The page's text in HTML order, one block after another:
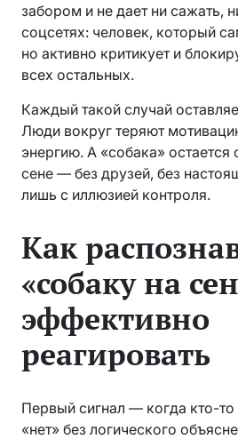
забором и не дает ни сажать,
соцсетях: человек, который
но активно критикует и
всех остальных.
Каждый такой случай
Люди вокруг теряют
энергию. А «собака»
сене — без друзей, без
лишь с иллюзией контроля.
Как
«собаку на
эффективно
реагировать
Первый сигнал — когда кто-то
«нет» без логического